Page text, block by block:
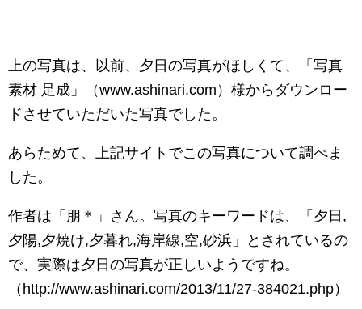
上の写真は、以前、夕日の写真がほしくて、「写真
素材 足成」（www.ashinari.com）様からダウンロー
ドさせていただいた写真でした。
あらためて、上記サイトでこの写真について調べま
した。
作者は「朋＊」さん。写真のキーワードは、「夕日,
夕陽,夕焼け,夕暮れ,海岸線,空,砂浜」とされているの
で、実際は夕日の写真が正しいようですね。
（http://www.ashinari.com/2013/11/27-384021.php）